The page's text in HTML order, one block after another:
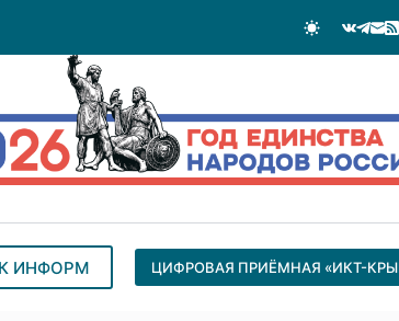
ИНФОРМ ЦИФРОВАЯ ПРИЁМНАЯ «ИКТ-